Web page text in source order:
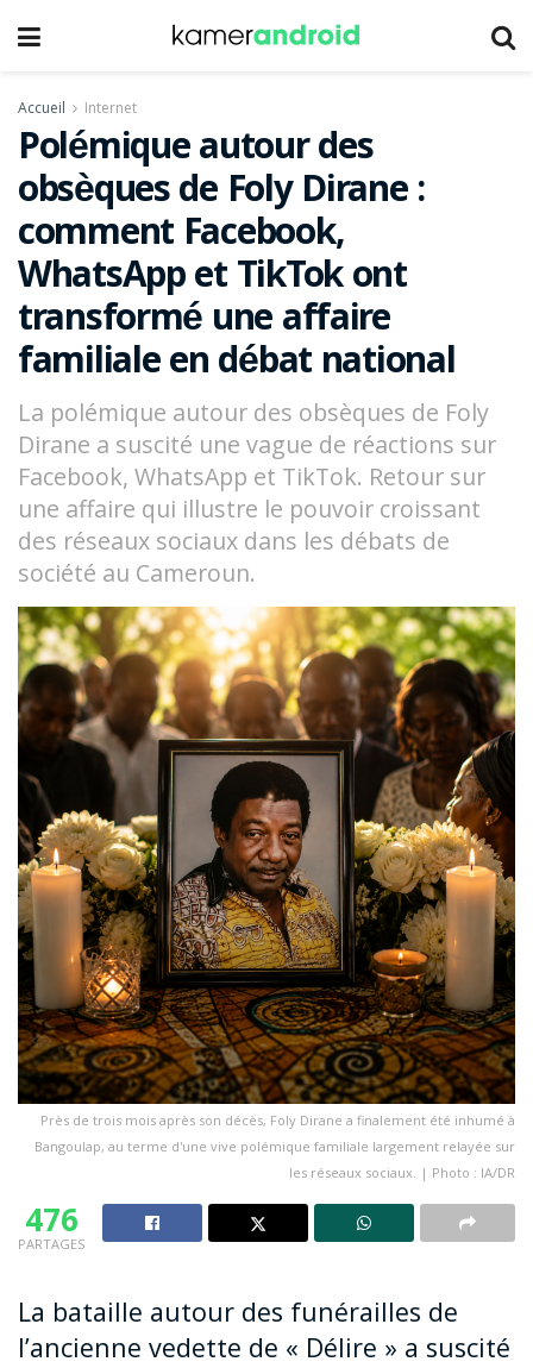
Accueil Internet
Polémique autour des
obsèques de Foly Dirane :
comment Facebook,
WhatsApp et TikTok ont
transformé une affaire
familiale en débat national
La polémique autour des obsèques de Foly
Dirane a suscité une vague de réactions sur
Facebook, WhatsApp et TikTok. Retour sur
une affaire qui illustre le pouvoir croissant
des réseaux sociaux dans les débats de
société au Cameroun.
Près de trois mois après son décès, Foly Dirane a finalement été inhumé à
Bangoulap, au terme d'une vive polémique familiale largement relayée sur
les réseaux sociaux. | Photo : IA/DR
476
PARTAGES
La bataille autour des funérailles de
l’ancienne vedette de « Délire » a suscité